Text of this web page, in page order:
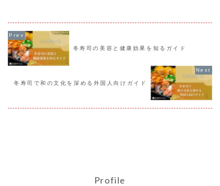
冬寿司の美容と健康効果を知るガイド
冬寿司で和の文化を深める外国人向けガイド
Profile